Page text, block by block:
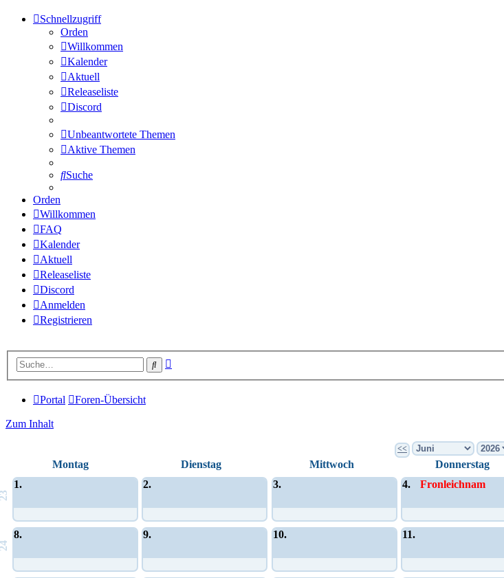
Schnellzugriff
Orden
Willkommen
Kalender
Aktuell
Releaseliste
Discord
Unbeantwortete Themen
Aktive Themen
Suche
Orden
Willkommen
FAQ
Kalender
Aktuell
Releaseliste
Discord
Anmelden
Registrieren
Suche
Portal Foren-Übersicht
Zum Inhalt
<<
Montag Dienstag Mittwoch Donnerstag
1. 2. 3. 4. Fronleichnam
8. 9. 10. 11.